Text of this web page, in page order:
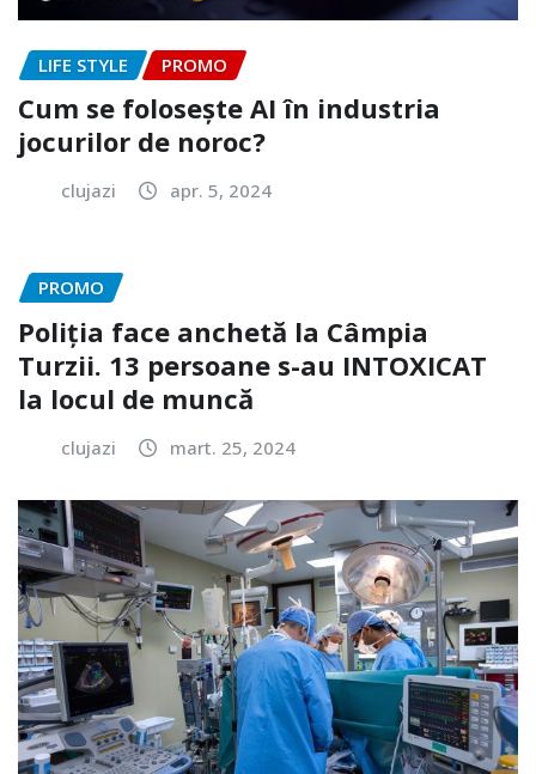
LIFE STYLE PROMO
Cum se folosește AI în industria
jocurilor de noroc?
clujazi apr. 5, 2024
PROMO
Poliția face anchetă la Câmpia
Turzii. 13 persoane s-au INTOXICAT
la locul de muncă
clujazi mart. 25, 2024